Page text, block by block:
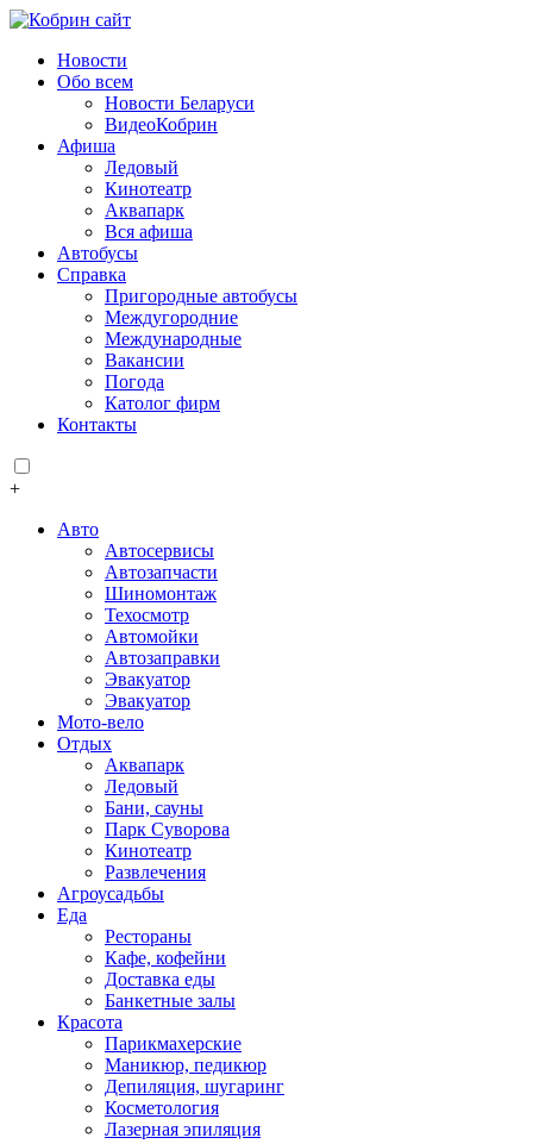
Новости
Обо всем
Новости Беларуси
ВидеоКобрин
Афиша
Ледовый
Кинотеатр
Аквапарк
Вся афиша
Автобусы
Справка
Пригородные автобусы
Междугородние
Международные
Вакансии
Погода
Католог фирм
Контакты
+
Авто
Автосервисы
Автозапчасти
Шиномонтаж
Техосмотр
Автомойки
Автозаправки
Эвакуатор
Эвакуатор
Мото-вело
Отдых
Аквапарк
Ледовый
Бани, сауны
Парк Суворова
Кинотеатр
Развлечения
Агроусадьбы
Еда
Рестораны
Кафе, кофейни
Доставка еды
Банкетные залы
Красота
Парикмахерские
Маникюр, педикюр
Депиляция, шугаринг
Косметология
Лазерная эпиляция